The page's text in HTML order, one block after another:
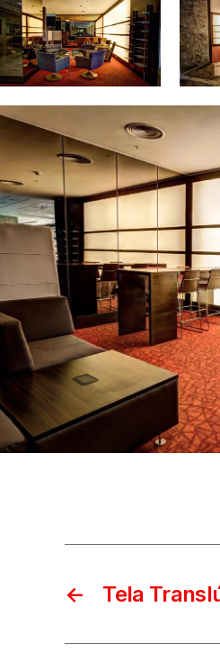
← Tela